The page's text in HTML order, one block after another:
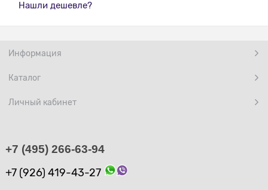
Нашли дешевле?
Информация
Каталог
Личный кабинет
+7 (495) 266-63-94
+7 (926) 419-43-27